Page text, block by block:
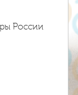
России